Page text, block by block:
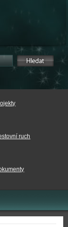
ruch